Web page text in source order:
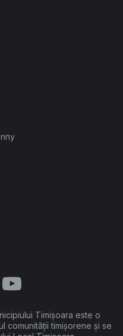
Timișoara este o
comunității timișorene și se